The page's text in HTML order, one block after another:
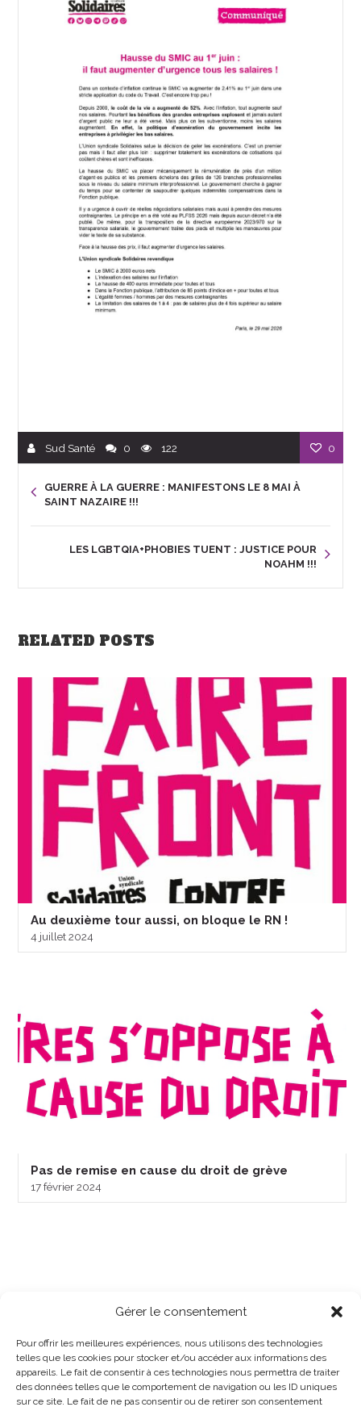
Gérer le consentement
Pour offrir les meilleures expériences, nous utilisons des technologies
telles que les cookies pour stocker et/ou accéder aux informations des
appareils. Le fait de consentir à ces technologies nous permettra de traiter
des données telles que le comportement de navigation ou les ID uniques
sur ce site. Le fait de ne pas consentir ou de retirer son consentement
Sud Santé 0 122 0
GUERRE À LA GUERRE : MANIFESTONS LE 8 MAI À
SAINT NAZAIRE !!!
LES LGBTQIA+PHOBIES TUENT : JUSTICE POUR
NOAHM !!!
RELATED POSTS
Au deuxième tour aussi, on bloque le RN !
4 juillet 2024
Pas de remise en cause du droit de grève
17 février 2024